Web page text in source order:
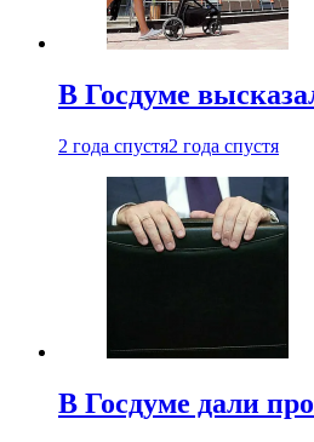
В Госдуме
2 года спустя2 года спустя
В Госдуме дали